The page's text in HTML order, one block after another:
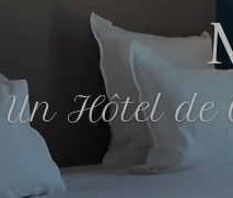
Un Hôtel de